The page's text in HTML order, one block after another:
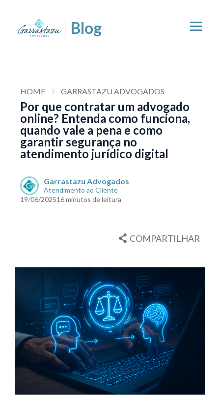
HOME GARRASTAZU ADVOGADOS
Por que contratar um advogado
online? Entenda como funciona,
quando vale a pena e como
garantir segurança no
atendimento jurídico digital
Garrastazu Advogados
Atendimento ao Cliente
19/06/202516 minutos de leitura
COMPARTILHAR